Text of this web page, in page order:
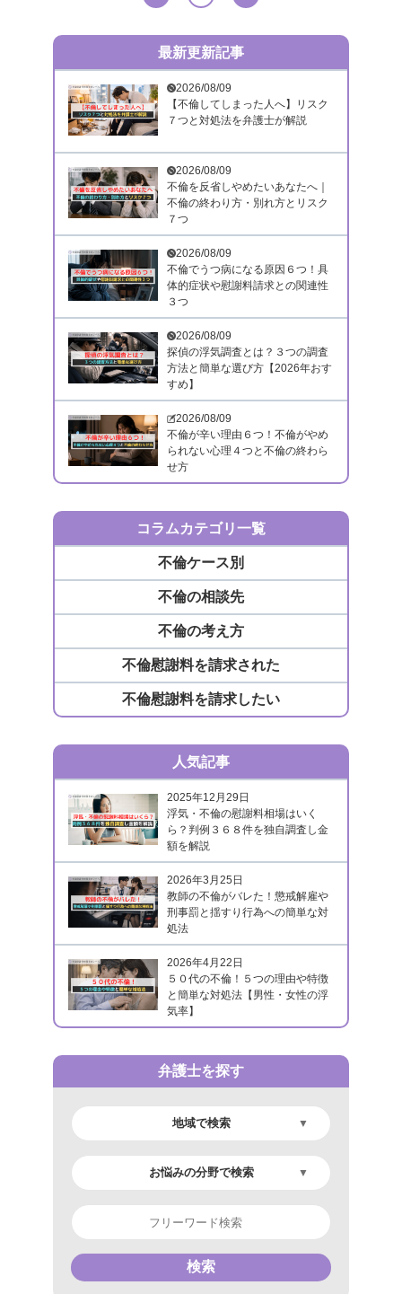
最新更新記事
2026/08/09
【不倫してしまった人へ】リスク
７つと対処法を弁護士が解説
2026/08/09
不倫を反省しやめたいあなたへ｜
不倫の終わり方・別れ方とリスク
７つ
2026/08/09
不倫でうつ病になる原因６つ！具
体的症状や慰謝料請求との関連性
３つ
2026/08/09
探偵の浮気調査とは？３つの調査
方法と簡単な選び方【2026年おす
すめ】
2026/08/09
不倫が辛い理由６つ！不倫がやめ
られない心理４つと不倫の終わら
せ方
コラムカテゴリ一覧
不倫ケース別
不倫の相談先
不倫の考え方
不倫慰謝料を請求された
不倫慰謝料を請求したい
人気記事
2025年12月29日
浮気・不倫の慰謝料相場はいく
ら？判例３６８件を独自調査し金
額を解説
2026年3月25日
教師の不倫がバレた！懲戒解雇や
刑事罰と揺すり行為への簡単な対
処法
2026年4月22日
５０代の不倫！５つの理由や特徴
と簡単な対処法【男性・女性の浮
気率】
弁護士を探す
検索